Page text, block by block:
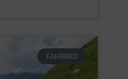
FAHRRAD